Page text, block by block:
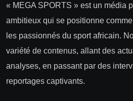
« MEGA SPORTS » est un média
ambitieux qui se positionne
les passionnés du sport africain.
variété de contenus, allant des
analyses, en passant par des
reportages captivants.